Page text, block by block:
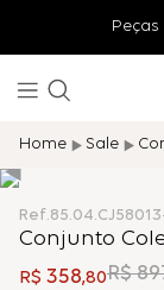
Peças
Sale
Ref.
Conjunto
R$ 358,80R$